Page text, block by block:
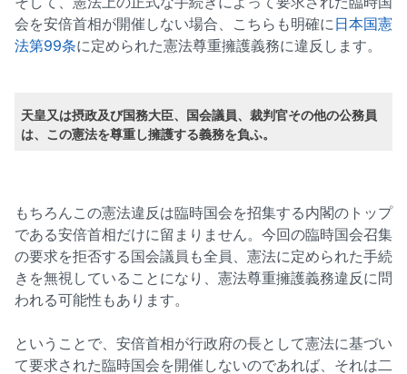
会を安倍首相が開催しない場合、こちらも明確に 日本国憲
法第99条に定められた憲法尊重擁護義務に違反します。
天皇又は摂政及び国務大臣、国会議員、裁判官その他の公務員
は、この憲法を尊重し擁護する義務を負ふ。
もちろんこの憲法違反は臨時国会を招集する内閣のトップ
である安倍首相だけに留まりません。今回の臨時国会召集
の要求を拒否する国会議員も全員、憲法に定められた手続
きを無視していることになり、憲法尊重擁護義務違反に問
われる可能性もあります。
ということで、安倍首相が行政府の長として憲法に基づい
て要求された臨時国会を開催しないのであれば、それは二